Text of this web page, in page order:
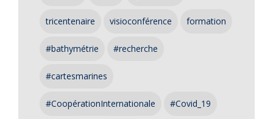
tricentenaire visioconférence formation
#bathymétrie #recherche
#cartesmarines
#CoopérationInternationale #Covid_19